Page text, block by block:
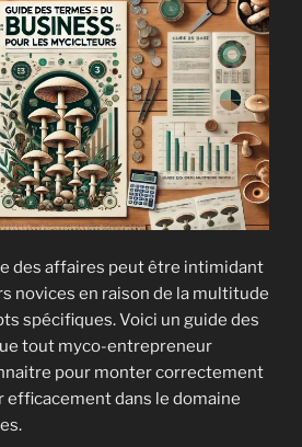
pertinent
en
myciculture
? »
des affaires peut être intimidant
novices en raison de la multitude
spécifiques. Voici un guide des
tout myco-entrepreneur
pour monter correctement
efficacement dans le domaine